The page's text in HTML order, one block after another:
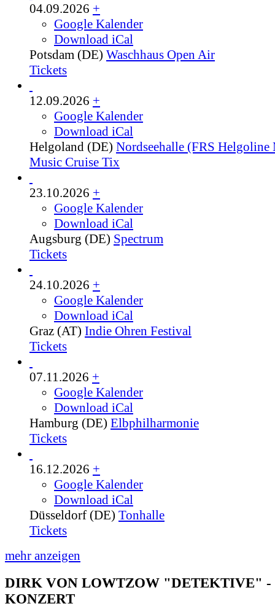
04.09.2026 +
Google Kalender
Download iCal
Potsdam (DE) Waschhaus Open Air
Tickets
12.09.2026 +
Google Kalender
Download iCal
Helgoland (DE) Nordseehalle (FRS Helgoline
Music Cruise Tix
23.10.2026 +
Google Kalender
Download iCal
Augsburg (DE) Spectrum
Tickets
24.10.2026 +
Google Kalender
Download iCal
Graz (AT) Indie Ohren Festival
Tickets
07.11.2026 +
Google Kalender
Download iCal
Hamburg (DE) Elbphilharmonie
Tickets
16.12.2026 +
Google Kalender
Download iCal
Düsseldorf (DE) Tonhalle
Tickets
mehr anzeigen
DIRK VON LOWTZOW "DETEKTIVE" -
KONZERT